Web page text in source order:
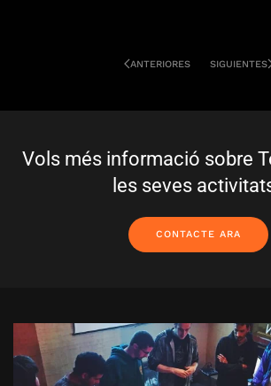
ANTERIORES SIGUIENTES
Vols més informació sobre
les seves
CONTACTE ARA